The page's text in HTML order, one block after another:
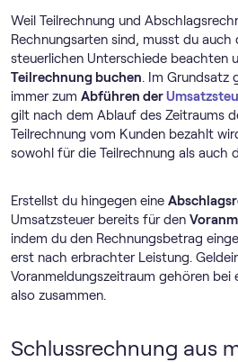
Weil Teilrechnung und
Rechnungsarten sind, musst du
steuerlichen Unterschiede beachten
Teilrechnung buchen. Im Grundsatz
immer zum Abführen der
gilt nach dem Ablauf des Zeitraums
Teilrechnung vom Kunden bezahlt
sowohl für die Teilrechnung als auch
Erstellst du hingegen eine
Umsatzsteuer bereits für den
indem du den Rechnungsbetrag
erst nach erbrachter Leistung.
Voranmeldungszeitraum gehören bei
also zusammen.
Schlussrechnung aus